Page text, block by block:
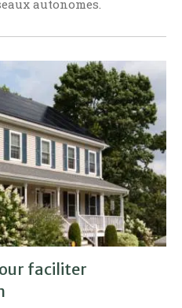
autonomes.
faciliter